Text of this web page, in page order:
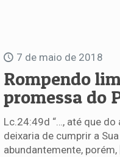
7 de maio de 2018
Rompendo
promessa do
Lc.24:49d “…, até que
deixaria de cumprir a
abundantemente, porém,